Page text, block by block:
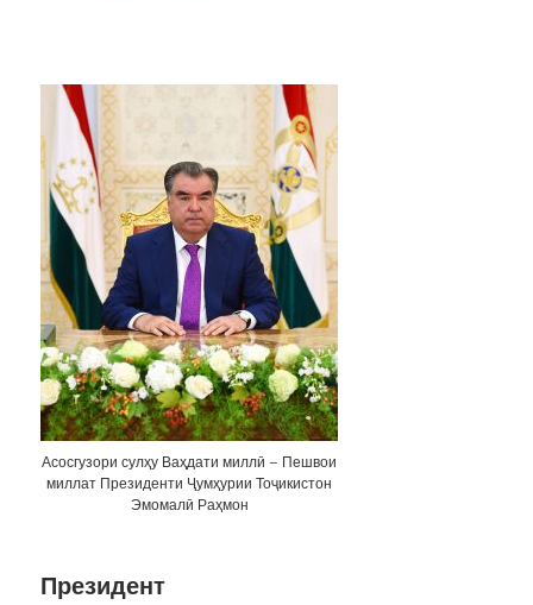
Асосгузори сулҳу Ваҳдати миллӣ – Пешвои
миллат Президенти Ҷумҳурии Тоҷикистон
Эмомалӣ Раҳмон
Президент